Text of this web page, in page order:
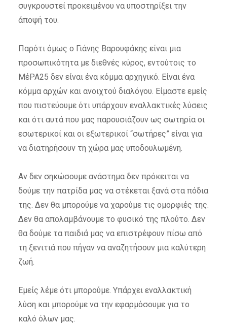
συγκρουστεί προκειμένου να υποστηρίξει την
άποψή του.
Παρότι όμως ο Γιάνης Βαρουφάκης είναι μια
προσωπικότητα με διεθνές κύρος, εντούτοις το
ΜέΡΑ25 δεν είναι ένα κόμμα αρχηγικό. Είναι ένα
κόμμα αρχών και ανοιχτού διαλόγου. Είμαστε εμείς
που πιστεύουμε ότι υπάρχουν εναλλακτικές λύσεις
και ότι αυτά που μας παρουσιάζουν ως σωτηρία οι
εσωτερικοί και οι εξωτερικοί “σωτήρες” είναι για
να διατηρήσουν τη χώρα μας υποδουλωμένη.
Αν δεν σηκώσουμε ανάστημα δεν πρόκειται να
δούμε την πατρίδα μας να στέκεται ξανά στα πόδια
της. Δεν θα μπορούμε να χαρούμε τις ομορφιές της.
Δεν θα απολαμβάνουμε το φυσικό της πλούτο. Δεν
θα δούμε τα παιδιά μας να επιστρέφουν πίσω από
τη ξενιτιά που πήγαν να αναζητήσουν μια καλύτερη
ζωή.
Εμείς λέμε ότι μπορούμε. Υπάρχει εναλλακτική
λύση και μπορούμε να την εφαρμόσουμε για το
καλό όλων μας.